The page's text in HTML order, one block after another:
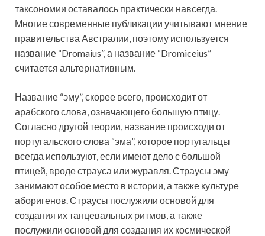
таксономии оставалось практически навсегда.
Многие современные публикации учитывают мнение
правительства Австралии, поэтому используется
название “Dromaius”, а название “Dromiceius”
считается альтернативным.
Название “эму”, скорее всего, происходит от
арабского слова, означающего большую птицу.
Согласно другой теории, название происходи от
португальского слова “эма”, которое португальцы
всегда используют, если имеют дело с большой
птицей, вроде страуса или журавля. Страусы эму
занимают особое место в истории, а также культуре
аборигенов. Страусы послужили основой для
создания их танцевальных ритмов, а также
послужили основой для создания их космической